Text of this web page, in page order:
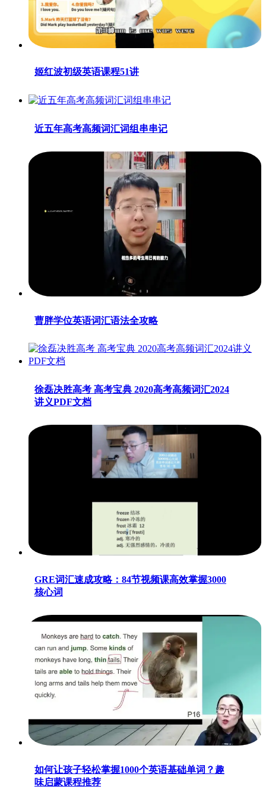
姬红波初级英语课程51讲
近五年高考高频词汇词组串串记
曹胖学位英语词汇语法全攻略
徐磊决胜高考 高考宝典 2020高考高频词汇2024
讲义PDF文档
GRE词汇速成攻略：84节视频课高效掌握3000
核心词
如何让孩子轻松掌握1000个英语基础单词？趣
味启蒙课程推荐